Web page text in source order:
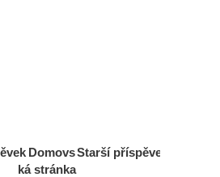
Starší příspěvek
Domovs
ká stránka